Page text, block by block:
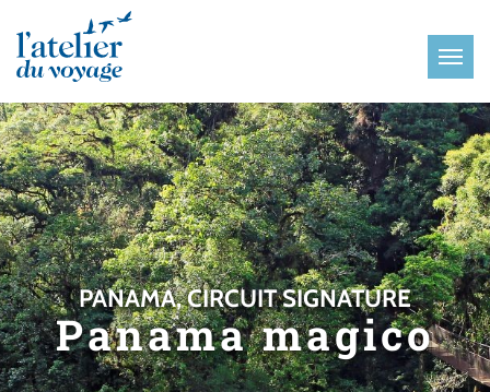
PANAMA, CIRCUIT SIGNATURE
Panama magico
Panneau de gestion des cookies